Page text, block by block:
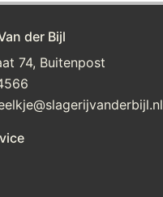
der Bijl
74, Buitenpost